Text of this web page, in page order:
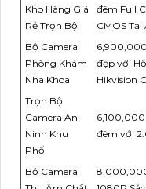
Kho Hàng Giá
Rẻ Trọn Bộ
đêm Full
CMOS
Bộ Camera
Phòng Khám
Nha Khoa
đẹp với
Hikvision
Trọn Bộ
Camera An
Ninh Khu
Phố
đêm với
Bộ Camera